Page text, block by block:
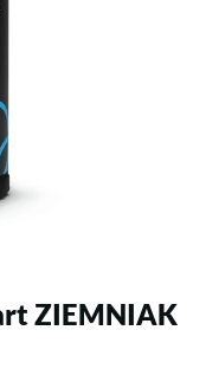
ZIEMNIAK